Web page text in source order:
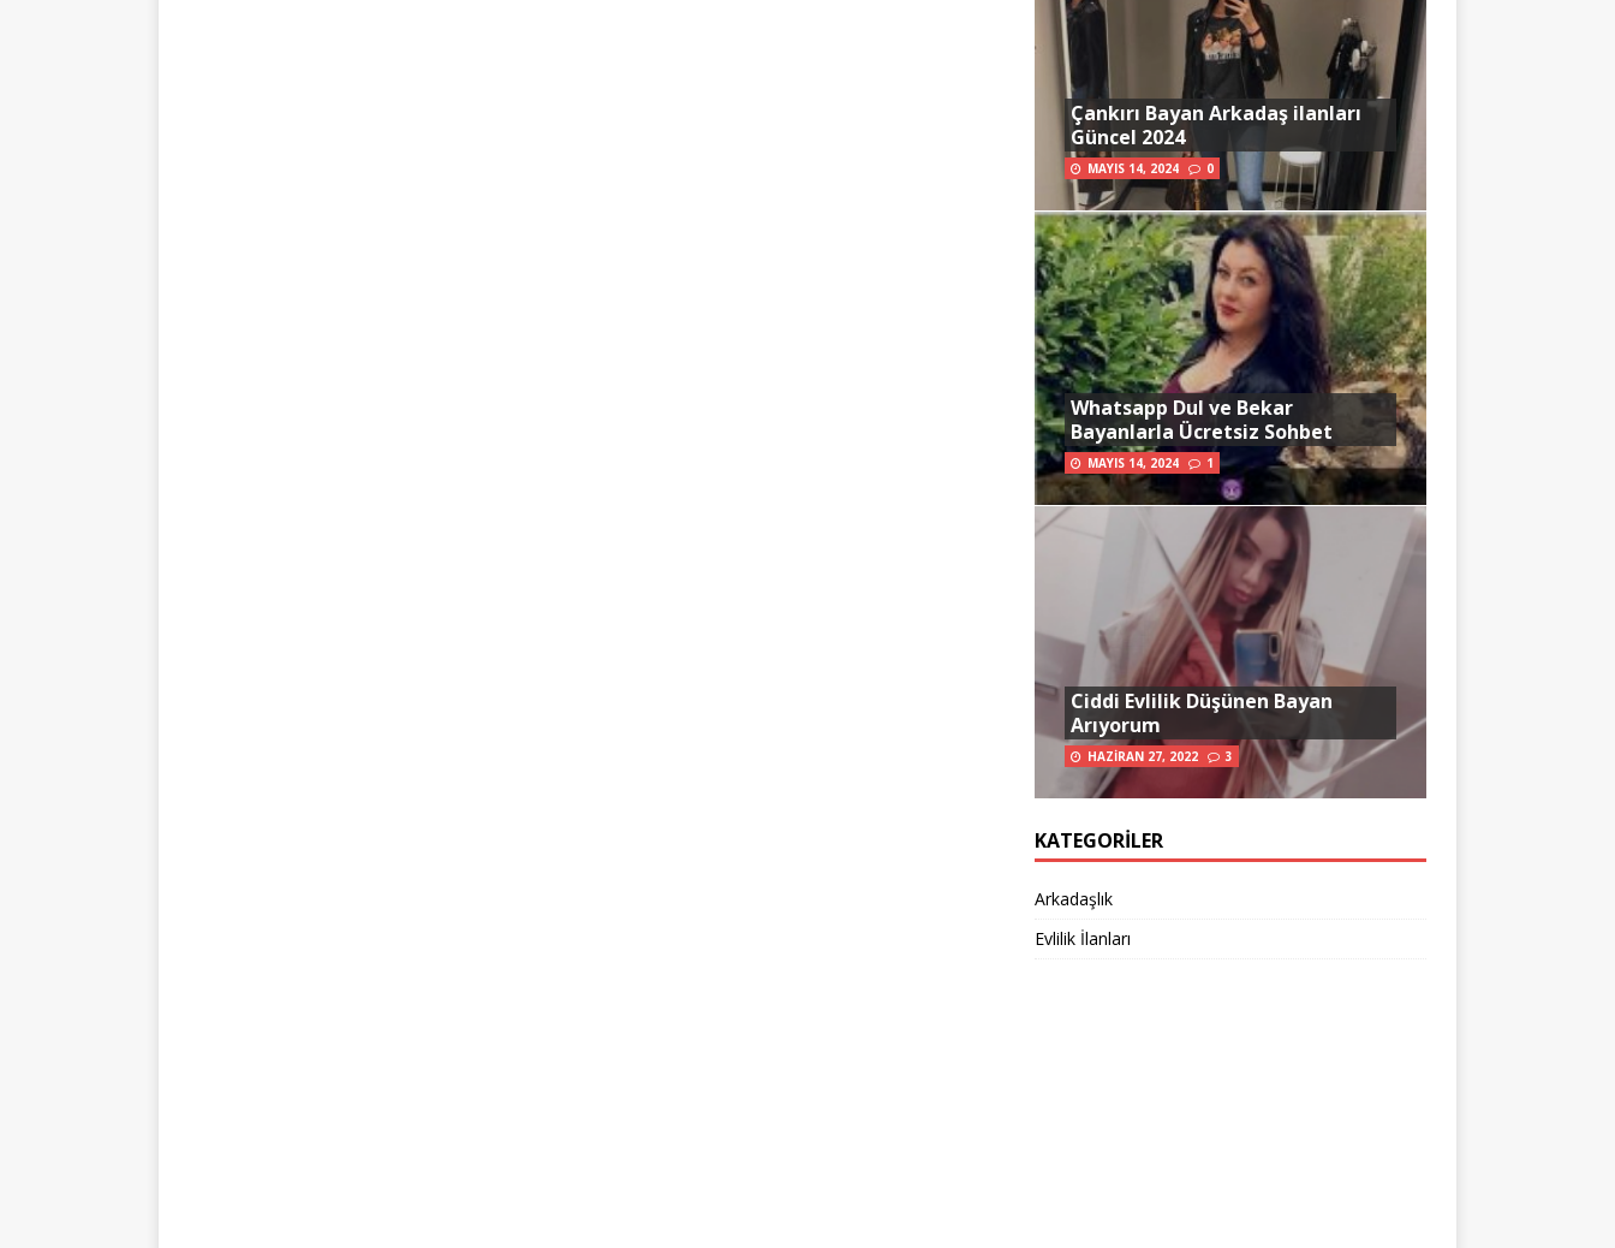
Çankırı Bayan Arkadaş ilanları
Güncel 2024
MAYIS 14, 2024 0
Whatsapp Dul ve Bekar
Bayanlarla Ücretsiz Sohbet
MAYIS 14, 2024 1
Ciddi Evlilik Düşünen Bayan
Arıyorum
HAZIRAN 27, 2022 3
KATEGORILER
Arkadaşlık
Evlilik İlanları